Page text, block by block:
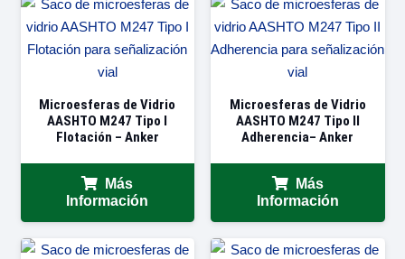
Microesferas de Vidrio
AASHTO M247 Tipo I
Flotación – Anker
Más
Información
Microesferas de Vidrio
AASHTO M247 Tipo II
Adherencia– Anker
Más
Información